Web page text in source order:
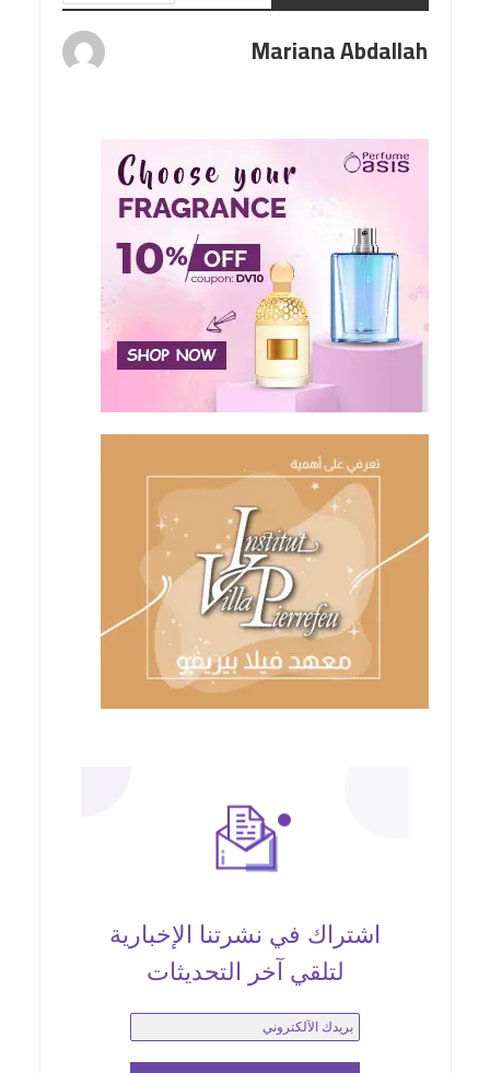
Mariana Abdallah
اشتراك في نشرتنا الإخبارية
لتلقي آخر التحديثات